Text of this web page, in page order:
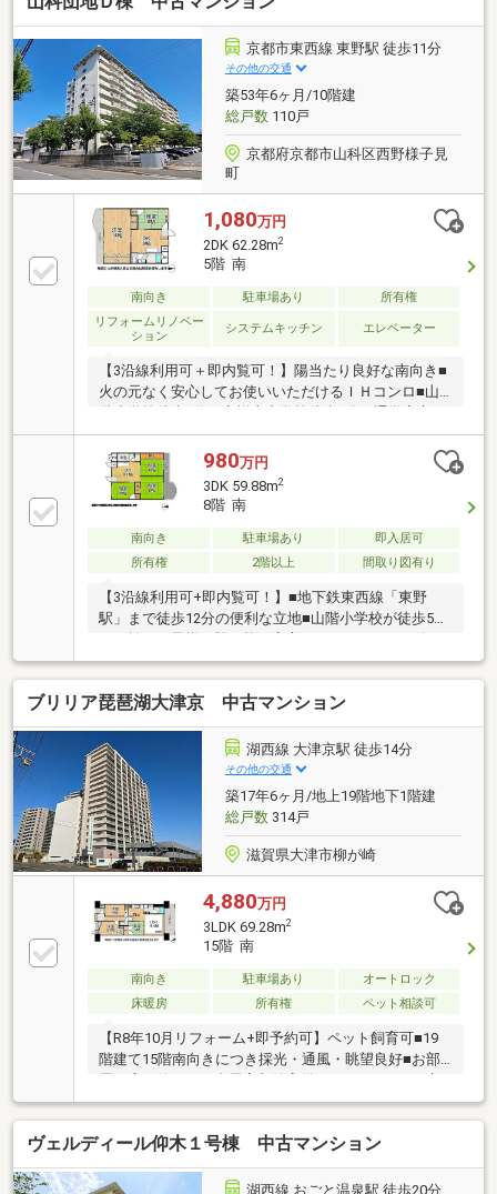
京都市東西線 東野駅 徒歩11分
その他の交通
築53年6ヶ月/10階建
総戸数110戸
京都府京都市山科区西野様子見
町
1,080万円
2DK 62.28m2
5階 南
南向き 駐車場あり
所有権
リフォームリノベー
ション
システムキッチン エレベーター
【3沿線利用可＋即内覧可！】陽当たり良好な南向き■
火の元なく安心してお使いいただけるＩＨコンロ■山
距離■内装・設備リフォーム歴あり！
980万円
3DK 59.88m2
8階 南
南向き 駐車場あり
即入居可
所有権
2階以上 間取り図有り
【3沿線利用可+即内覧可！】■地下鉄東西線「東野
駅」まで徒歩12分の便利な立地■山階小学校が徒歩5分
が徒歩10分圏内でお買い物にも大変便利
ブリリア琵琶湖大津京 中古マンション
湖西線 大津京駅 徒歩14分
その他の交通
築17年6ヶ月/地上19階地下1階建
総戸数314戸
滋賀県大津市柳が崎
4,880万円
3LDK 69.28m2
15階 南
南向き 駐車場あり
オートロック
床暖房
所有権 ペット相談可
【R8年10月リフォーム+即予約可】ペット飼育可■19
階建て15階南向きにつき採光・通風・眺望良好■お部
津京店まで徒歩5分でお買い物に便利
ヴェルディール仰木１号棟 中古マンション
湖西線 おごと温泉駅 徒歩20分